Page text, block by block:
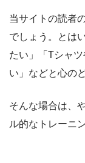
当サイトの読者
でしょう。とは
たい」「Tシャ
い」などと心の
そんな場合は、
ル的なトレーニ